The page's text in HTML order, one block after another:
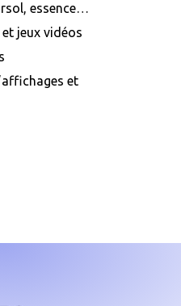
essence…
jeux vidéos
et